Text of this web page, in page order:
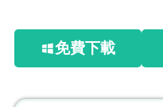
免費下載